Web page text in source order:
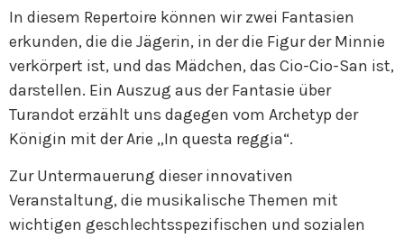
In diesem Repertoire können wir zwei Fantasien
erkunden, die die Jägerin, in der die Figur der Minnie
verkörpert ist, und das Mädchen, das Cio-Cio-San ist,
darstellen. Ein Auszug aus der Fantasie über
Turandot erzählt uns dagegen vom Archetyp der
Königin mit der Arie „In questa reggia“.
Zur Untermauerung dieser innovativen
Veranstaltung, die musikalische Themen mit
wichtigen geschlechtsspezifischen und sozialen